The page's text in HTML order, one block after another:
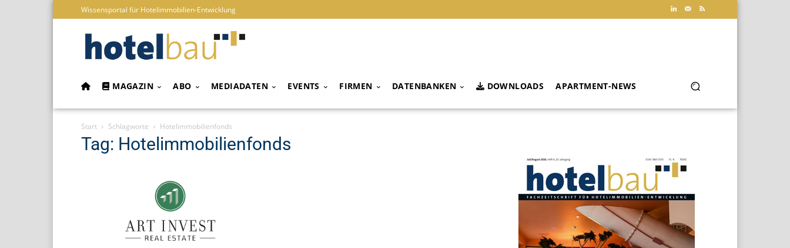
Wissensportal für Hotelimmobilien-Entwicklung
MAGAZIN ABO MEDIADATEN EVENTS FIRMEN DATENBANKEN DOWNLOADS APARTMENT-NEWS
Start Schlagworte Hotelimmobilienfonds
Tag: Hotelimmobilienfonds